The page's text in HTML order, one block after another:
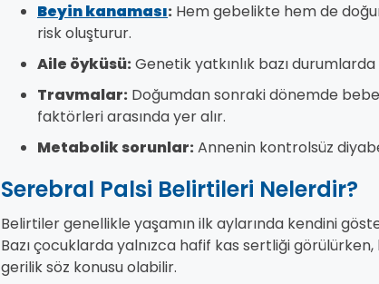
Beyin kanaması: Hem gebelikte hem de
risk oluşturur.
Aile öyküsü:Genetik yatkınlık bazı durumlarda
Travmalar: Doğumdan sonraki dönemde
faktörleri arasında yer alır.
Metabolik sorunlar:Annenin kontrolsüz
Serebral Palsi Belirtileri Nelerdir?
Belirtiler genellikle yaşamın ilk aylarında kendini
Bazı çocuklarda yalnızca hafif kas sertliği görülürken,
gerilik söz konusu olabilir.